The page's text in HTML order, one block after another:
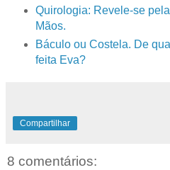
Quirologia: Revele-se
Mãos.
Báculo ou Costela. De
feita Eva?
Compartilhar
8 comentários: